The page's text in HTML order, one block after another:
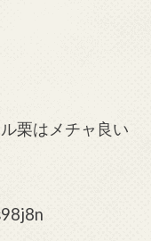
栗はメチャ良い